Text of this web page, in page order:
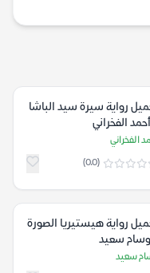
رواية سيرة سيد الباشا
الفخراني
الفخراني
(0.0)
رواية هيستيريا الصورة
سعيد
سعيد